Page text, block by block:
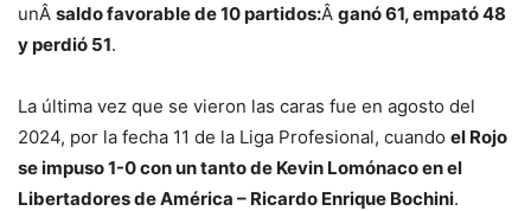
unÂ saldo favorable de 10 partidos:Â ganó 61, empató 48
y perdió 51.
La última vez que se vieron las caras fue en agosto del
2024, por la fecha 11 de la Liga Profesional, cuando el Rojo
se impuso 1-0 con un tanto de Kevin Lomónaco en el
Libertadores de América – Ricardo Enrique Bochini.